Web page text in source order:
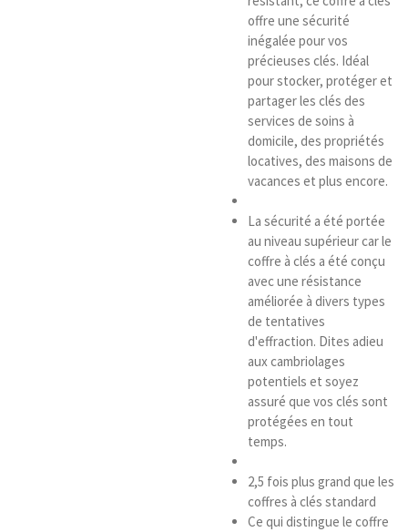
offre une sécurité
inégalée pour vos
précieuses clés. Idéal
pour stocker, protéger et
partager les clés des
services de soins à
domicile, des propriétés
locatives, des maisons de
vacances et plus encore.
La sécurité a été portée
au niveau supérieur car le
coffre à clés a été conçu
avec une résistance
améliorée à divers types
de tentatives
d'effraction. Dites adieu
aux cambriolages
potentiels et soyez
assuré que vos clés sont
protégées en tout
temps.
2,5 fois plus grand que les
coffres à clés standard
Ce qui distingue le coffre